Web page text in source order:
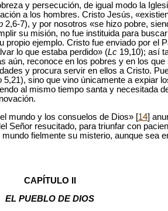
y persecución, de igual modo la
a los hombres. Cristo Jesús,
2,6-7), y por nosotros «se hizo pobre,
su misión, no fue instituida para
ejemplo. Cristo fue enviado por el
lo que estaba perdido» (Lc 19,10); así
aún, reconoce en los pobres y en los
y procura servir en ellos a Cristo.
5,21), sino que vino únicamente a expiar
al mismo tiempo santa y necesitada
mundo y los consuelos de Dios» [14]
Señor resucitado, para triunfar con
fielmente su misterio, aunque sea
CAPÍTULO II
EL PUEBLO DE DIOS